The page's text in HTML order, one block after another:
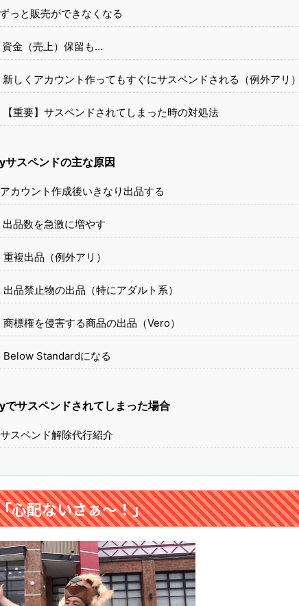
ずっと販売ができなくなる
資金（売上）保留も...
新しくアカウント作ってもすぐにサスペンドされる（例外アリ）
【重要】サスペンドされてしまった時の対処法
サスペンドの主な原因
アカウント作成後いきなり出品する
出品数を急激に増やす
重複出品（例外アリ）
出品禁止物の出品（特にアダルト系）
商標権を侵害する商品の出品（Vero）
Below Standardになる
でサスペンドされてしまった場合
サスペンド解除代行紹介
心配ないさぁ～！」